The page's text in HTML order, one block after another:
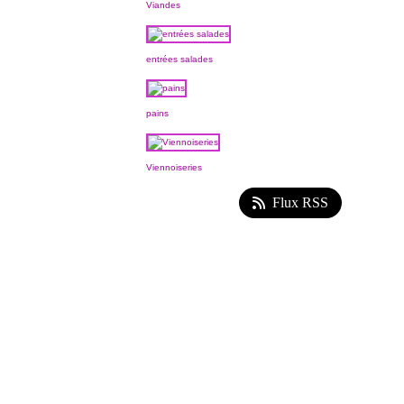
Viandes
entrées salades
pains
Viennoiseries
Flux RSS